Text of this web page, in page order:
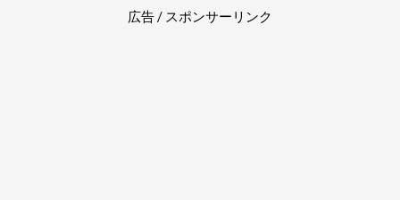
広告 / スポンサーリンク